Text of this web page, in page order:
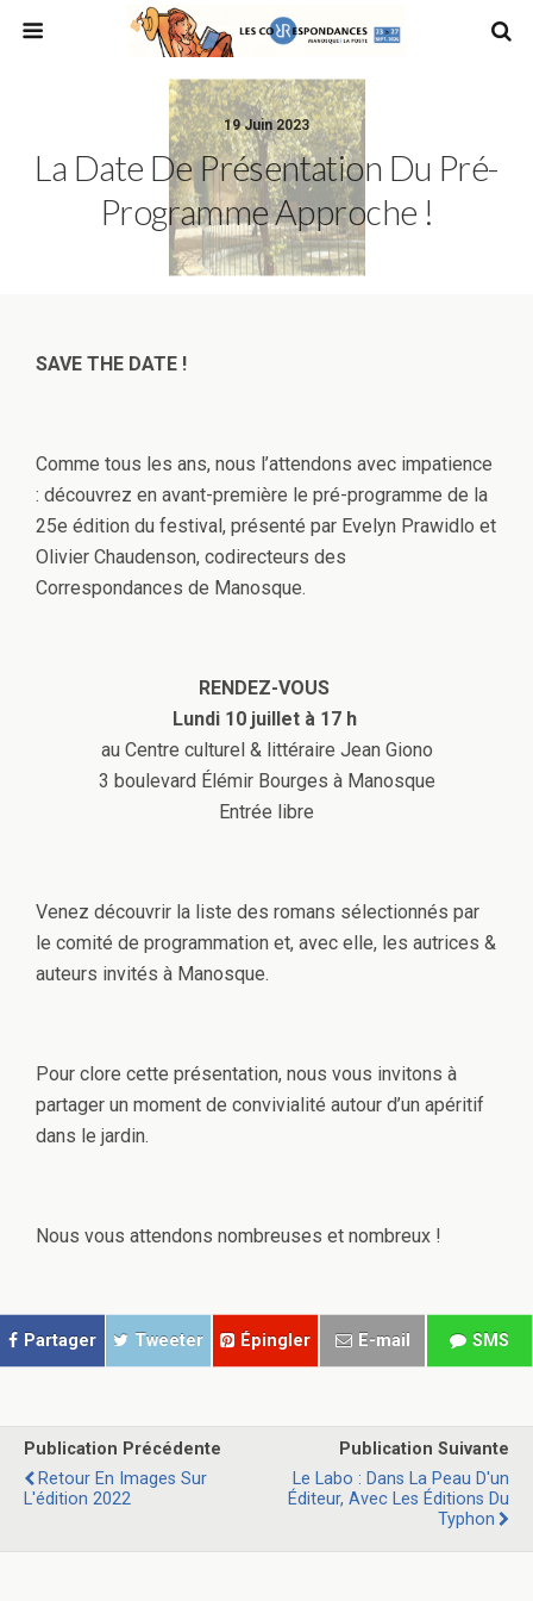
19 Juin 2023
La Date De Présentation Du Pré-
Programme Approche !
SAVE THE DATE !
Comme tous les ans, nous l’attendons avec impatience
: découvrez en avant-première le pré-programme de la
25e édition du festival, présenté par Evelyn Prawidlo et
Olivier Chaudenson, codirecteurs des
Correspondances de Manosque.
RENDEZ-VOUS
Lundi 10 juillet à 17 h
au Centre culturel & littéraire Jean Giono
3 boulevard Élémir Bourges à Manosque
Entrée libre
Venez découvrir la liste des romans sélectionnés par
le comité de programmation et, avec elle, les autrices &
auteurs invités à Manosque.
Pour clore cette présentation, nous vous invitons à
partager un moment de convivialité autour d’un apéritif
dans le jardin.
Nous vous attendons nombreuses et nombreux !
Partager Tweeter Épingler E-mail SMS
Publication Précédente
Retour En Images Sur
L'édition 2022
Publication Suivante
Le Labo : Dans La Peau D'un
Éditeur, Avec Les Éditions Du
Typhon